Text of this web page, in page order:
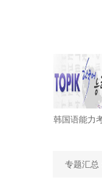
韩国语能力
专题汇总